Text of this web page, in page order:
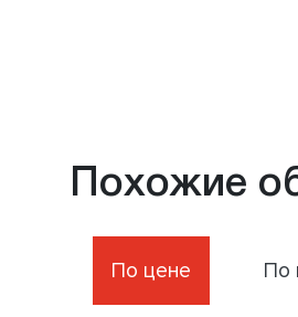
Похожие
По цене По